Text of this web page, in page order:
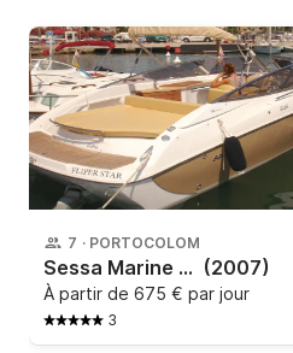
7 · PORTOCOLOM
Sessa Marine - S26 (2007)
À partir de 675 € par jour
3